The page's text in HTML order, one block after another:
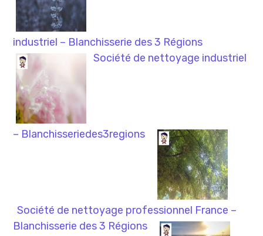
industriel – Blanchisserie des 3 Régions
Société de nettoyage industriel
– Blanchisseriedes3regions
Société de nettoyage professionnel France –
Blanchisserie des 3 Régions